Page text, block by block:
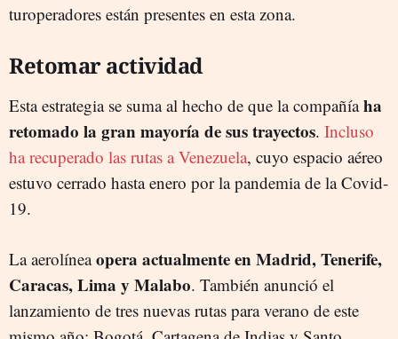
turoperadores están presentes en esta zona.
Retomar actividad
Esta estrategia se suma al hecho de que la compañíaha
retomado la gran mayoría de sus trayectos. Incluso
ha recuperado las rutas a Venezuela, cuyo espacio aéreo
estuvo cerrado hasta enero por la pandemia de la Covid-
19.
La aerolíneaopera actualmente en Madrid, Tenerife,
Caracas, Lima y Malabo. También anunció el
lanzamiento de tres nuevas rutas para verano de este